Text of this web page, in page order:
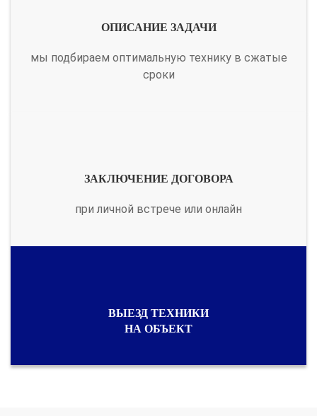
ОПИСАНИЕ ЗАДАЧИ
мы подбираем оптимальную технику в сжатые
сроки
ЗАКЛЮЧЕНИЕ ДОГОВОРА
при личной встрече или онлайн
ВЫЕЗД ТЕХНИКИ
НА ОБЪЕКТ